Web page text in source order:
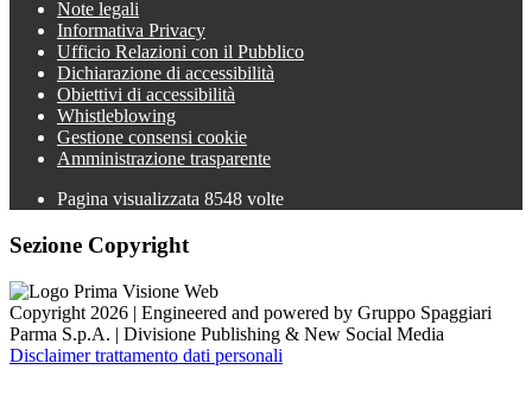
Note legali
Informativa Privacy
Ufficio Relazioni con il Pubblico
Dichiarazione di accessibilità
Obiettivi di accessibilità
Whistleblowing
Gestione consensi cookie
Amministrazione trasparente
Pagina visualizzata 8548 volte
Sezione Copyright
Copyright 2026 | Engineered and powered by Gruppo Spaggiari
Parma S.p.A. | Divisione Publishing & New Social Media
Disclaimer trattamento dati personali